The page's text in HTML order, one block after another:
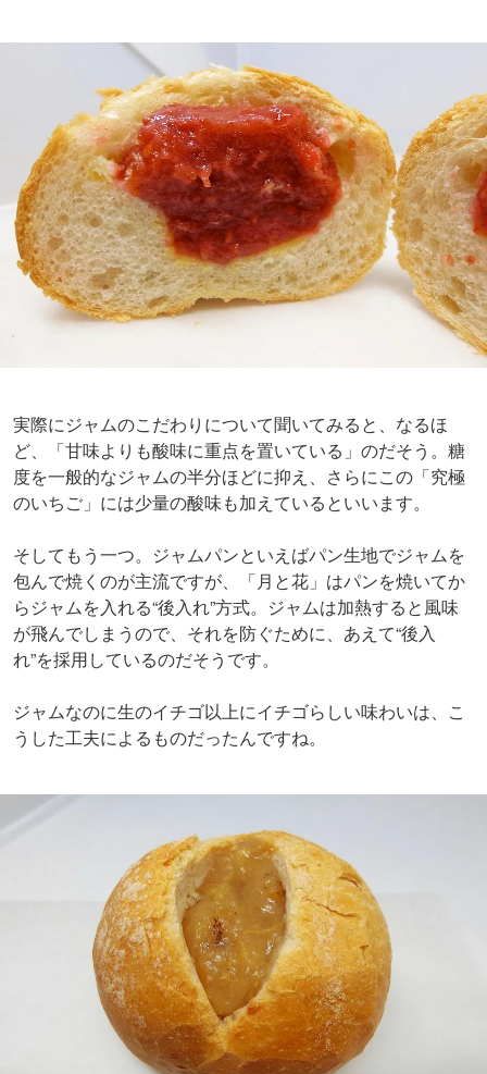
実際にジャムのこだわりについて聞いてみると、なるほ
ど、「甘味よりも酸味に重点を置いている」のだそう。糖
度を一般的なジャムの半分ほどに抑え、さらにこの「究極
のいちご」には少量の酸味も加えているといいます。
そしてもう一つ。ジャムパンといえばパン生地でジャムを
包んで焼くのが主流ですが、「月と花」はパンを焼いてか
らジャムを入れる“後入れ”方式。ジャムは加熱すると風味
が飛んでしまうので、それを防ぐために、あえて“後入
れ”を採用しているのだそうです。
ジャムなのに生のイチゴ以上にイチゴらしい味わいは、こ
うした工夫によるものだったんですね。